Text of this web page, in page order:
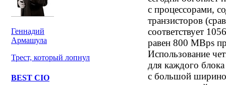
Геннадий
Армашула
Трест, который лопнул
BEST CIO
с процессорами,
транзисторов
соответствует
равен 800 MBps
Использование
для каждого
с большой